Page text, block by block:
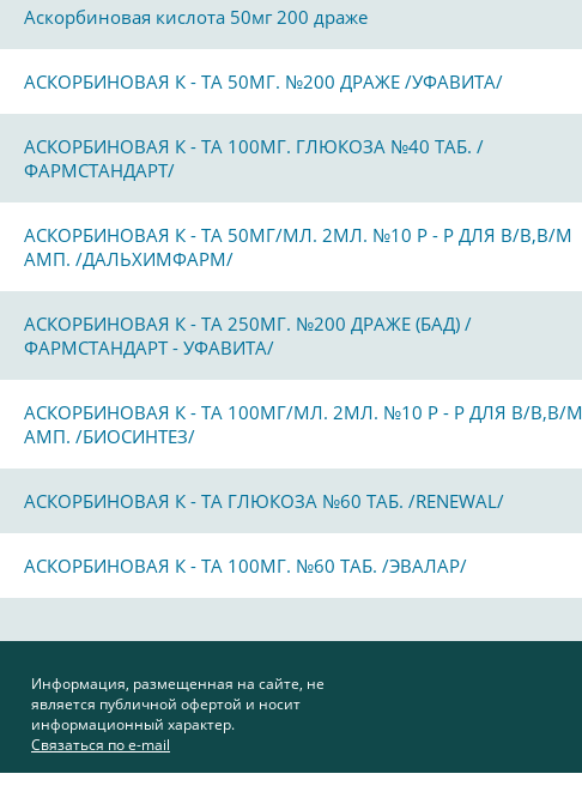
Аскорбиновая кислота 50мг 200 драже
АСКОРБИНОВАЯ К - ТА 50МГ. №200 ДРАЖЕ /УФАВИТА/
АСКОРБИНОВАЯ К - ТА 100МГ. ГЛЮКОЗА №40 ТАБ. /
ФАРМСТАНДАРТ/
АСКОРБИНОВАЯ К - ТА 50МГ/МЛ. 2МЛ. №10 Р - Р ДЛЯ В/В,В/М
АМП. /ДАЛЬХИМФАРМ/
АСКОРБИНОВАЯ К - ТА 250МГ. №200 ДРАЖЕ (БАД) /
ФАРМСТАНДАРТ - УФАВИТА/
АСКОРБИНОВАЯ К - ТА 100МГ/МЛ. 2МЛ. №10 Р - Р ДЛЯ В/В,В/М
АМП. /БИОСИНТЕЗ/
АСКОРБИНОВАЯ К - ТА ГЛЮКОЗА №60 ТАБ. /RENEWAL/
АСКОРБИНОВАЯ К - ТА 100МГ. №60 ТАБ. /ЭВАЛАР/
Информация, размещенная на сайте, не
является публичной офертой и носит
информационный характер.
Связаться по e-mail